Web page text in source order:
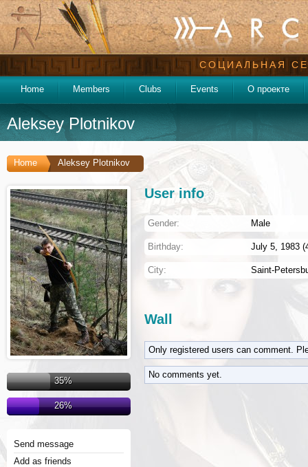
СОЦИАЛЬНАЯ
Home Members Clubs Events О проекте
Aleksey Plotnikov
Home Aleksey Plotnikov
35%
26%
Send message
Add as friends
User info
Gender: Male
Birthday: July 5, 1983
City: Saint-
Wall
Only registered users can comment.
No comments yet.